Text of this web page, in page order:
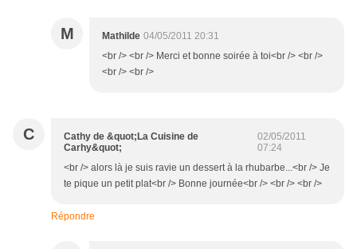
M Mathilde 04/05/2011 20:31
<br /> <br /> Merci et bonne soirée à toi<br /> <br />
<br /> <br />
C
Cathy de &quot;La Cuisine de
Carhy&quot;
02/05/2011
07:24
<br /> alors là je suis ravie un dessert à la rhubarbe...<br /> Je
te pique un petit plat<br /> Bonne journée<br /> <br /> <br />
Répondre